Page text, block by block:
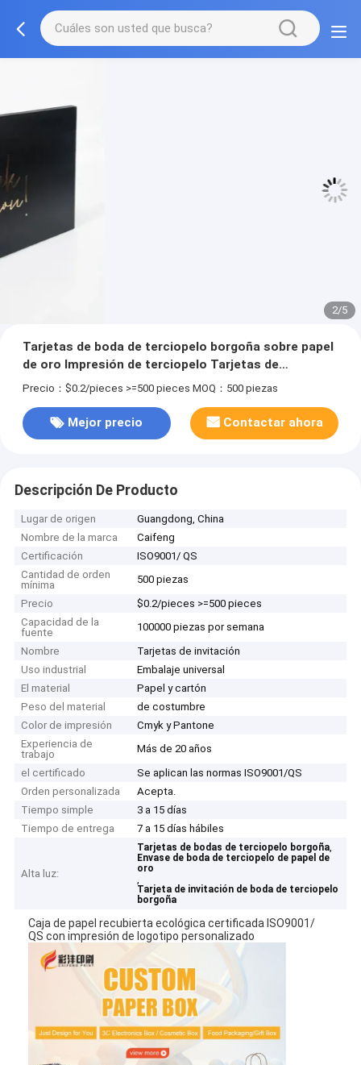
3/5
Tarjetas de boda de terciopelo borgoña sobre papel
de oro Impresión de terciopelo Tarjetas de
invitación de boda
Precio：$0.2/pieces >=500 pieces MOQ：500 piezas
Mejor precio Contactar ahora
Descripción De Producto
Lugar de origen
Guangdong, China
Nombre de la marca
Caifeng
Certificación
ISO9001/ QS
Cantidad de orden
mínima
500 piezas
Precio
$0.2/pieces >=500 pieces
Capacidad de la
fuente
100000 piezas por semana
Nombre
Tarjetas de invitación
Uso industrial
Embalaje universal
El material
Papel y cartón
Peso del material
de costumbre
Color de impresión
Cmyk y Pantone
Experiencia de
trabajo
Más de 20 años
el certificado
Se aplican las normas ISO9001/QS
Orden personalizada
Acepta.
Tiempo simple
3 a 15 días
Tiempo de entrega
7 a 15 días hábiles
Alta luz:
Tarjetas de bodas de terciopelo borgoña,
Envase de boda de terciopelo de papel de
oro
,
Tarjeta de invitación de boda de terciopelo
borgoña
Caja de papel recubierta ecológica certificada ISO9001/
QS con impresión de logotipo personalizado